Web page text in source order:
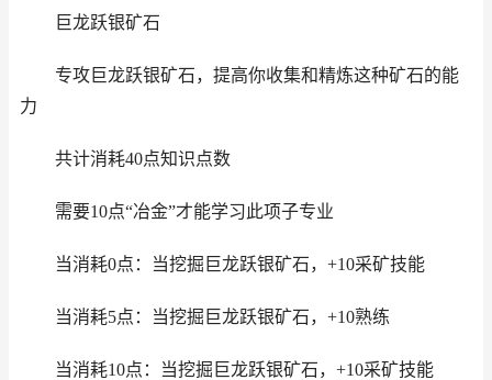
巨龙跃银矿石
专攻巨龙跃银矿石，提高你收集和精炼这种矿石的能
力
共计消耗40点知识点数
需要10点“冶金”才能学习此项子专业
当消耗0点：当挖掘巨龙跃银矿石，+10采矿技能
当消耗5点：当挖掘巨龙跃银矿石，+10熟练
当消耗10点：当挖掘巨龙跃银矿石，+10采矿技能